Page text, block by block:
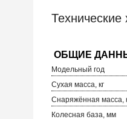
Технические
Модельный год
Сухая масса, кг
Снаряжённая масса,
Колесная база, мм